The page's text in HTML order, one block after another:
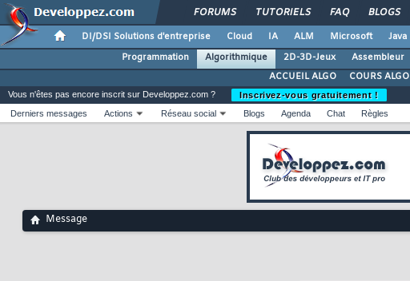
FORUMS TUTORIELS FAQ BLOGS
DI/DSI Solutions d'entreprise Cloud IA ALM Microsoft Java
Programmation
Algorithmique 2D-3D-Jeux Assembleur
ACCUEIL ALGO
COURS ALGO
Vous n'êtes pas encore inscrit sur Developpez.com ?
Inscrivez-vous gratuitement !
Derniers messages
Actions Réseau social Blogs Agenda Chat Règles
Message